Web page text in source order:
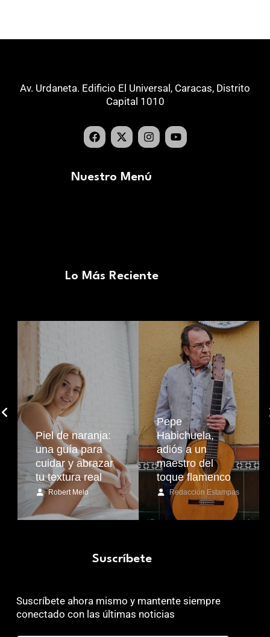
Av. Urdaneta. Edificio El Universal, Caracas, Distrito
Capital 1010
Nuestro Menú
Lo Más Reciente
Piel de naranja:
una guía para
cuidar y abrazar
tu textura real
Robert Melo
Pepe
Habichuela,
adiós a un
maestro del
toque flamenco
Redacción Estampas
Suscríbete
Suscríbete ahora mismo y mantente siempre
conectado con las últimas noticias